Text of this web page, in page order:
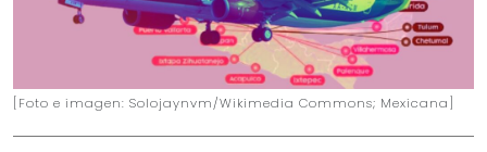
[Foto e imagen: Solojaynvm/Wikimedia Commons; Mexicana]